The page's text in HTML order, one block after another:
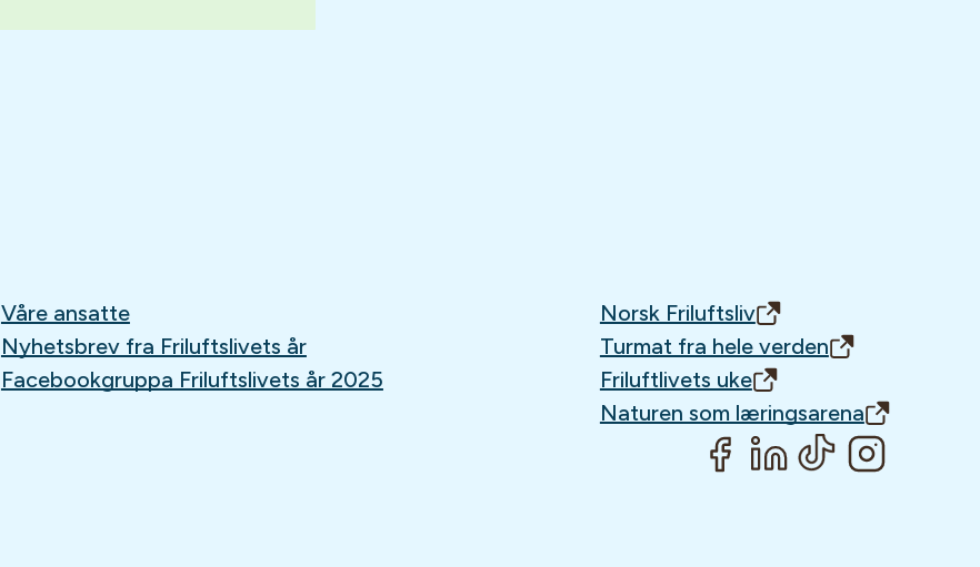
Våre ansatte
Nyhetsbrev fra Friluftslivets år
Facebookgruppa Friluftslivets år 2025
Norsk Friluftsliv
Turmat fra hele verden
Friluftlivets uke
Naturen som læringsarena